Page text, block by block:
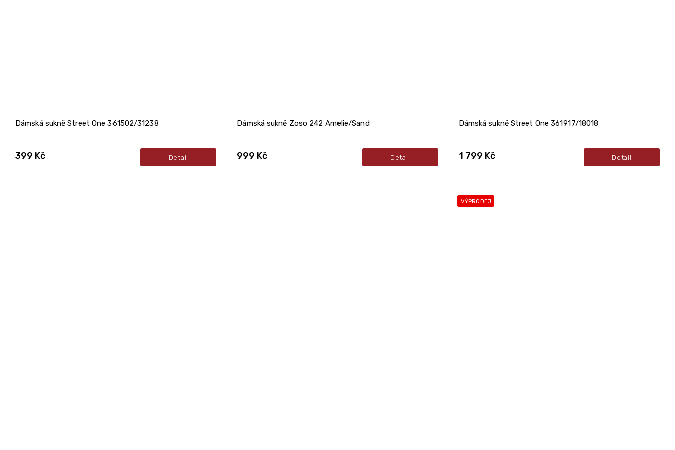
Dámská sukně Street One 361502/31238
399 Kč Detail
Dámská sukně Zoso 242 Amelie/Sand
999 Kč Detail
Dámská sukně Street One 361917/18018
1 799 Kč Detail
VÝPRODEJ